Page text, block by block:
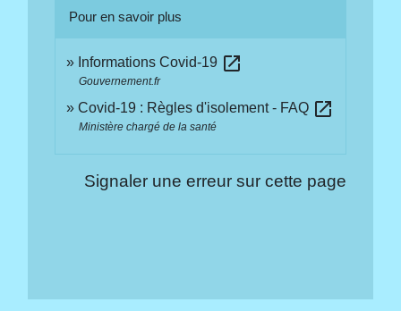
Pour en savoir plus
Informations Covid-19 open_in_new
Gouvernement.fr
Covid-19 : Règles d'isolement - FAQ open_in_new
Ministère chargé de la santé
Signaler une erreur sur cette page